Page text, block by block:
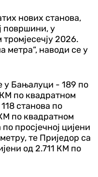
нових станова,
површини, у
2026.
метра“, наводи се у
у Бањалуци - 189 по
КМ по квадратном
станова по
по квадратном
просјечној цијени
те Приједор са
од 2.711 КМ по